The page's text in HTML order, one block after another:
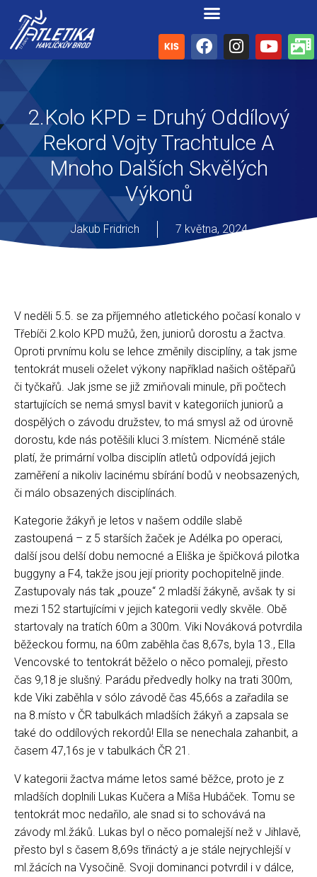
2.kolo KPD = Druhý Oddílový
Rekord Vojty Trachtulce A
Mnoho Dalších Skvělých
Výkonů
Jakub Fridrich 7 května, 2024
V neděli 5.5. se za příjemného atletického počasí konalo v
Třebíči 2.kolo KPD mužů, žen, juniorů dorostu a žactva.
Oproti prvnímu kolu se lehce změnily disciplíny, a tak jsme
tentokrát museli oželet výkony například našich oštěpařů
či tyčkařů. Jak jsme se již zmiňovali minule, při počtech
startujících se nemá smysl bavit v kategoriích juniorů a
dospělých o závodu družstev, to má smysl až od úrovně
dorostu, kde nás potěšili kluci 3.místem. Nicméně stále
platí, že primární volba disciplín atletů odpovídá jejich
zaměření a nikoliv lacinému sbírání bodů v neobsazených,
či málo obsazených disciplínách.
Kategorie žákyň je letos v našem oddíle slabě
zastoupená – z 5 starších žaček je Adélka po operaci,
další jsou delší dobu nemocné a Eliška je špičková pilotka
buggyny a F4, takže jsou její priority pochopitelně jinde.
Zastupovaly nás tak „pouze“ 2 mladší žákyně, avšak ty si
mezi 152 startujícími v jejich kategorii vedly skvěle. Obě
startovaly na tratích 60m a 300m. Viki Nováková potvrdila
běžeckou formu, na 60m zaběhla čas 8,67s, byla 13., Ella
Vencovské to tentokrát běželo o něco pomaleji, přesto
čas 9,18 je slušný. Parádu předvedly holky na trati 300m,
kde Viki zaběhla v sólo závodě čas 45,66s a zařadila se
na 8.místo v ČR tabulkách mladších žákyň a zapsala se
také do oddílových rekordů! Ella se nenechala zahanbit, a
časem 47,16s je v tabulkách ČR 21.
V kategorii žactva máme letos samé běžce, proto je z
mladších doplnili Lukas Kučera a Míša Hubáček. Tomu se
tentokrát moc nedařilo, ale snad si to schovává na
závody ml.žáků. Lukas byl o něco pomalejší než v Jihlavě,
přesto byl s časem 8,69s třináctý a je stále nejrychlejší v
ml.žácích na Vysočině. Svoji dominanci potvrdil i v dálce,